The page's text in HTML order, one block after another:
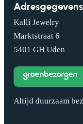
Adresgegevens
Kalli Jewelry
Marktstraat 6
5401 GH Uden
Altijd duurzaam